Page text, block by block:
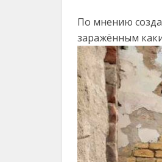
По мнению
заражённым